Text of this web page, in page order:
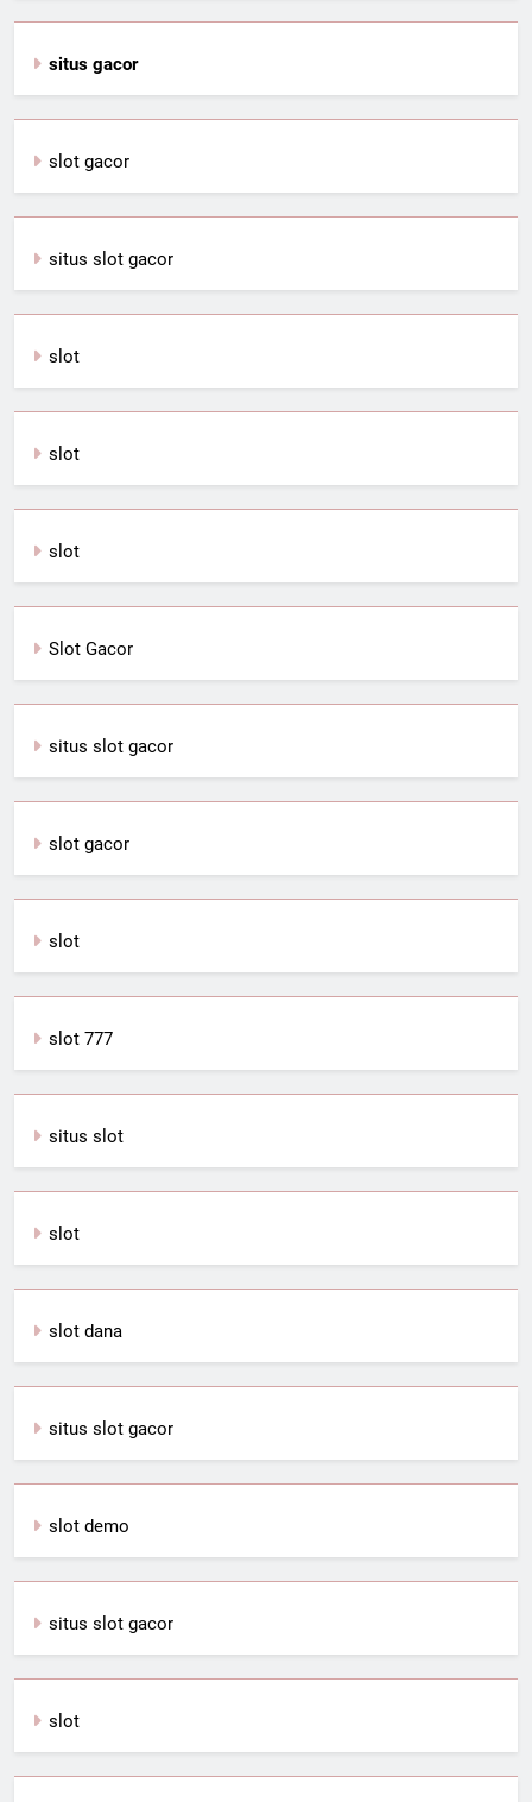
situs gacor
slot gacor
situs slot gacor
slot
slot
slot
Slot Gacor
situs slot gacor
slot gacor
slot
slot 777
situs slot
slot
slot dana
situs slot gacor
slot demo
situs slot gacor
slot